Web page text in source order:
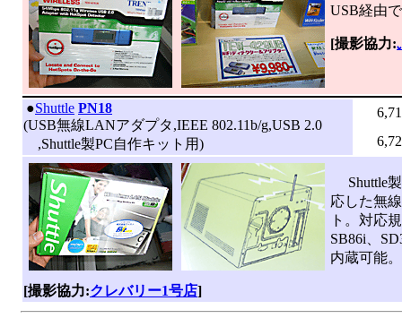
USB経由
[撮影協力:
●Shuttle PN18
(USB無線LANアダプタ,IEEE 802.11b/g,USB 2.0
,Shuttle製PC自作キット用)
Shuttle製
応した無
ト。対応
SB86i、
内蔵可能。
[撮影協力:クレバリー1号店]